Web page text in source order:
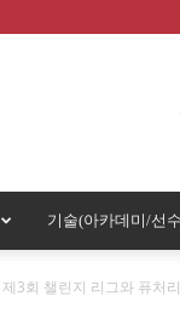
기술(아카데미/선
3회 챌린지 리그와 퓨처